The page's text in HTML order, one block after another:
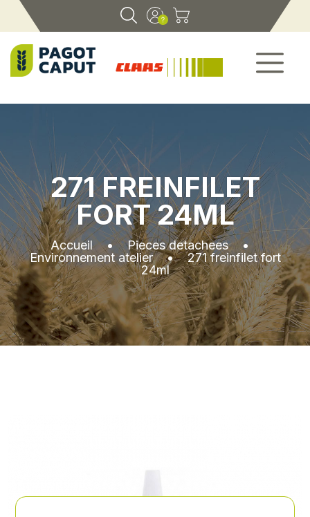
271 FREINFILET
FORT 24ML
Accueil•Pieces detachees•
Environnement atelier•271 freinfilet fort
24ml